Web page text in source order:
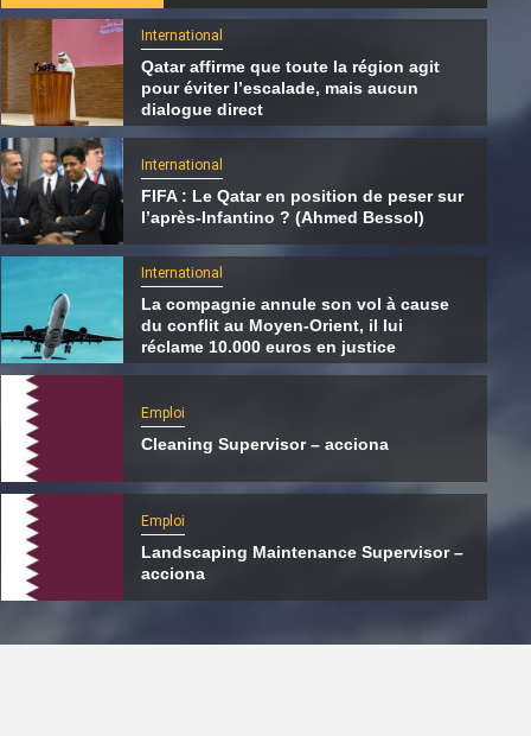
de
?
4
Le Qatar appelle à faire pression
sur Israël pour le respect de
l’accord sur Gaza
compagnie annule son vol à cause du
au Moyen-Orient, il lui réclame
en justice
6 août 2026 Qatarien
International
Qatar affirme que toute la région agit
pour éviter l’escalade, mais aucun
dialogue direct
International
FIFA : Le Qatar en position de peser sur
l’après-Infantino ? (Ahmed Bessol)
International
La compagnie annule son vol à cause
du conflit au Moyen-Orient, il lui
réclame 10.000 euros en justice
Emploi
Cleaning Supervisor – acciona
Emploi
Landscaping Maintenance Supervisor –
acciona